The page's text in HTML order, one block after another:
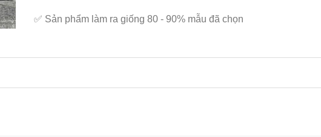
✅ Sản phẩm làm ra giống 80 - 90% mẫu đã chọn